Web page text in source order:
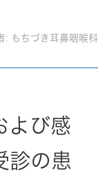
: もちづき耳鼻咽喉科
よび感
診の患